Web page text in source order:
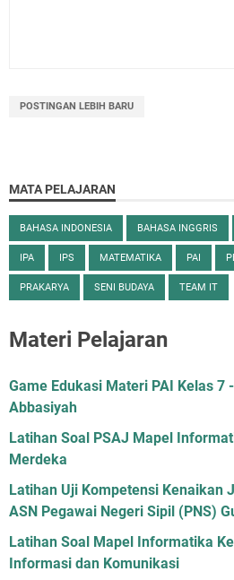
POSTINGAN LEBIH BARU
MATA PELAJARAN
BAHASA INDONESIA BAHASA INGGRIS
IPA IPS MATEMATIKA PAI
PRAKARYA SENI BUDAYA TEAM IT
Materi Pelajaran
Game Edukasi Materi PAI Kelas 7
Abbasiyah
Latihan Soal PSAJ Mapel
Merdeka
Latihan Uji Kompetensi Kenaikan
ASN Pegawai Negeri Sipil (PNS)
Latihan Soal Mapel Informatika
Informasi dan Komunikasi